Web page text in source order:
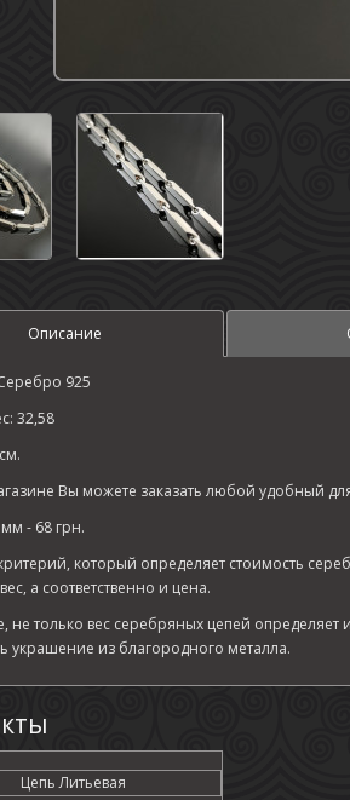
Описание
925
32,58
Вы можете заказать любой удобный
- 68 грн.
который определяет стоимость
а соответственно и цена.
не только вес серебряных цепей
украшение из благородного металла.